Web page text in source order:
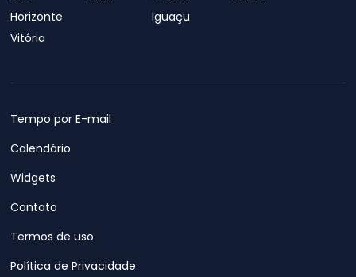
Horizonte
Vitória
Iguaçu
Tempo por E-mail
Calendário
Widgets
Contato
Termos de uso
Política de Privacidade